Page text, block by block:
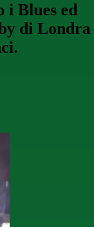
i Blues ed
di Londra